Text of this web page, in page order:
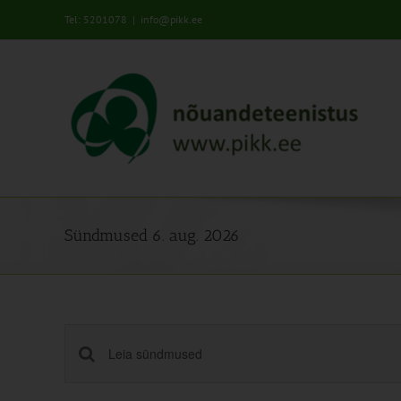
Tel: 5201078 | info@pikk.ee
Sündmused 6. aug. 2026
Sündmused
Enter